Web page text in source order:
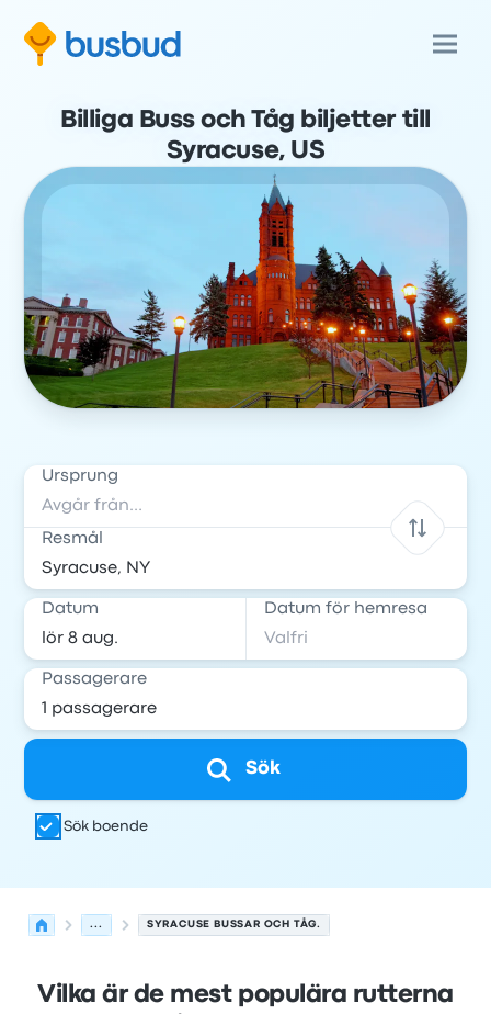
Billiga Buss och Tåg biljetter till
Syracuse, US
Ursprung
Resmål
Datum Datum för hemresa
Passagerare
Sök
Sök boende
... SYRACUSE BUSSAR OCH TÅG.
Vilka är de mest populära rutterna